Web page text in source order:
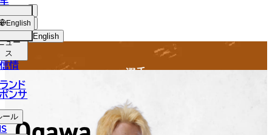
English
한국어
中文（简体）
ョッ
プ
ュー
ス
情
ンド
ンサ
ール
English
選手